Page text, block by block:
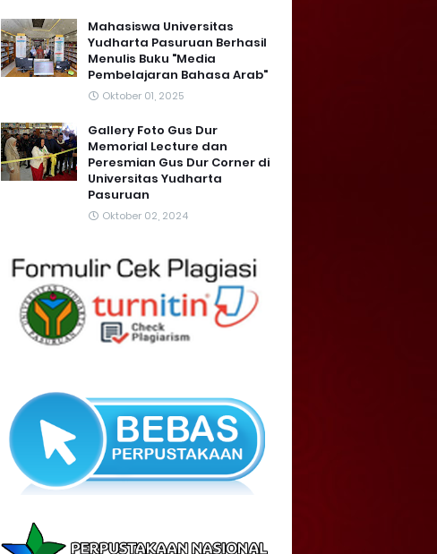
Mahasiswa Universitas
Yudharta Pasuruan Berhasil
Menulis Buku "Media
Pembelajaran Bahasa Arab"
Oktober 01, 2025
Gallery Foto Gus Dur
Memorial Lecture dan
Peresmian Gus Dur Corner di
Universitas Yudharta
Pasuruan
Oktober 02, 2024